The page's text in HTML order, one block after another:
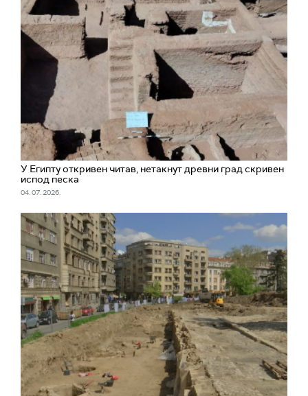
У Египту откривен читав, нетакнут древни град скривен
испод песка
04. 07. 2026.